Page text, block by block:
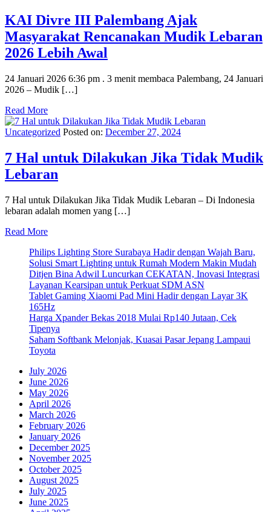
KAI Divre III Palembang Ajak
Masyarakat Rencanakan Mudik Lebaran
2026 Lebih Awal
24 Januari 2026 6:36 pm . 3 menit membaca Palembang, 24 Januari
2026 – Mudik […]
Read More
Uncategorized Posted on: December 27, 2024
7 Hal untuk Dilakukan Jika Tidak Mudik
Lebaran
7 Hal untuk Dilakukan Jika Tidak Mudik Lebaran – Di Indonesia
lebaran adalah momen yang […]
Read More
Philips Lighting Store Surabaya Hadir dengan Wajah Baru,
Solusi Smart Lighting untuk Rumah Modern Makin Mudah
Ditjen Bina Adwil Luncurkan CEKATAN, Inovasi Integrasi
Layanan Kearsipan untuk Perkuat SDM ASN
Tablet Gaming Xiaomi Pad Mini Hadir dengan Layar 3K
165Hz
Harga Xpander Bekas 2018 Mulai Rp140 Jutaan, Cek
Tipenya
Saham Softbank Melonjak, Kuasai Pasar Jepang Lampaui
Toyota
July 2026
June 2026
May 2026
April 2026
March 2026
February 2026
January 2026
December 2025
November 2025
October 2025
August 2025
July 2025
June 2025